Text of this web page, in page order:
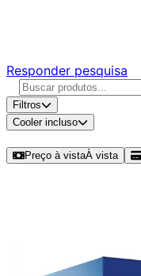
Responder pesquisa
Filtros
Cooler incluso
Preço à vistaÀ vista